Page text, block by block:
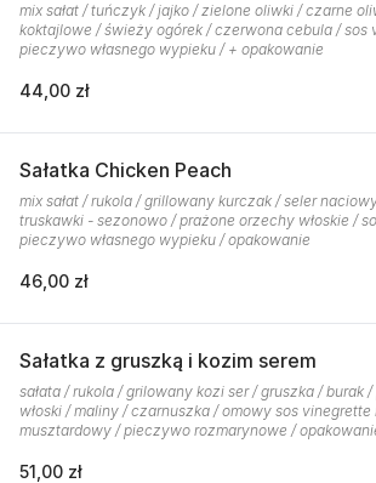
mix sałat / tuńczyk / jajko / zielone oliwki / czarne
koktajlowe / świeży ogórek / czerwona cebula / sos
pieczywo własnego wypieku / + opakowanie
44,00 zł
Sałatka Chicken Peach
mix sałat / rukola / grillowany kurczak / seler
truskawki - sezonowo / prażone orzechy włoskie /
pieczywo własnego wypieku / opakowanie
46,00 zł
Sałatka z gruszką i kozim serem
sałata / rukola / grilowany kozi ser / gruszka / burak
włoski / maliny / czarnuszka / omowy sos
musztardowy / pieczywo rozmarynowe /
51,00 zł